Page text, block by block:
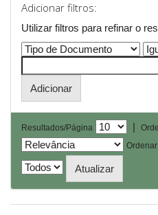
Adicionar filtros:
Utilizar filtros para refinar o
Resultados/Página |
Ordenar